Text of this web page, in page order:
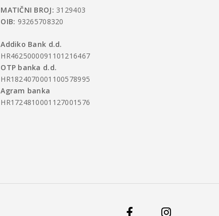
MATIČNI BROJ: 3129403
OIB: 93265708320
Addiko Bank d.d.
HR4625000091101216467
OTP banka d.d.
HR1824070001100578995
Agram banka
HR1724810001127001576